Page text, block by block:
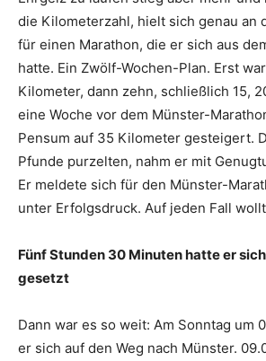
die Kilometerzahl, hielt sich genau an
für einen Marathon, die er sich aus
hatte. Ein Zwölf-Wochen-Plan. Erst
Kilometer, dann zehn, schließlich 15,
eine Woche vor dem Münster-
Pensum auf 35 Kilometer gesteigert.
Pfunde purzelten, nahm er mit
Er meldete sich für den Münster-
unter Erfolgsdruck. Auf jeden Fall
Fünf Stunden 30 Minuten hatte er
gesetzt
Dann war es so weit: Am Sonntag um
er sich auf den Weg nach Münster.